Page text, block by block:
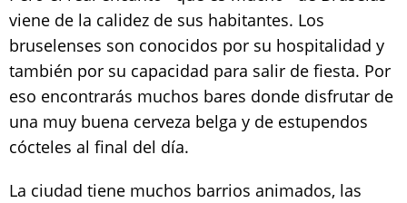
viene de la calidez de sus habitantes. Los
bruselenses son conocidos por su hospitalidad y
también por su capacidad para salir de fiesta. Por
eso encontrarás muchos bares donde disfrutar de
una muy buena cerveza belga y de estupendos
cócteles al final del día.
La ciudad tiene muchos barrios animados, las